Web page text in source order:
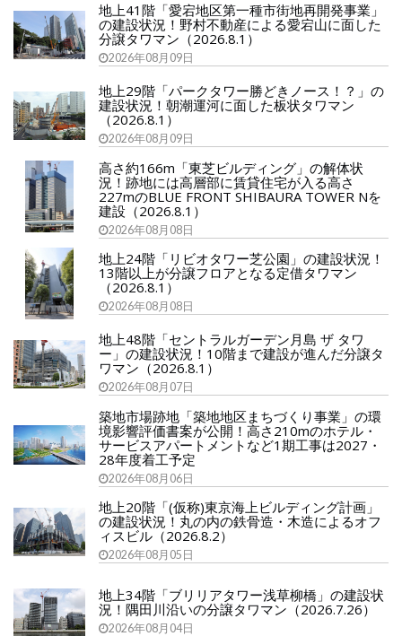
地上41階「愛宕地区第一種市街地再開発事業」
の建設状況！野村不動産による愛宕山に面した
分譲タワマン（2026.8.1）
2026年08月09日
地上29階「パークタワー勝どきノース！？」の
建設状況！朝潮運河に面した板状タワマン
（2026.8.1）
2026年08月09日
高さ約166m「東芝ビルディング」の解体状
況！跡地には高層部に賃貸住宅が入る高さ
227mのBLUE FRONT SHIBAURA TOWER Nを
建設（2026.8.1）
2026年08月08日
地上24階「リビオタワー芝公園」の建設状況！
13階以上が分譲フロアとなる定借タワマン
（2026.8.1）
2026年08月08日
地上48階「セントラルガーデン月島 ザ タワ
ー」の建設状況！10階まで建設が進んだ分譲タ
ワマン（2026.8.1）
2026年08月07日
築地市場跡地「築地地区まちづくり事業」の環
境影響評価書案が公開！高さ210mのホテル・
サービスアパートメントなど1期工事は2027・
28年度着工予定
2026年08月06日
地上20階「(仮称)東京海上ビルディング計画」
の建設状況！丸の内の鉄骨造・木造によるオフ
ィスビル（2026.8.2）
2026年08月05日
地上34階「ブリリアタワー浅草柳橋」の建設状
況！隅田川沿いの分譲タワマン（2026.7.26）
2026年08月04日